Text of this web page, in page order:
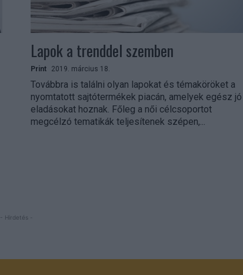
Lapok a trenddel szemben
Print 2019. március 18.
Továbbra is találni olyan lapokat és témaköröket a
nyomtatott sajtótermékek piacán, amelyek egész jó
eladásokat hoznak. Főleg a női célcsoportot
megcélzó tematikák teljesítenek szépen,...
- Hirdetés -